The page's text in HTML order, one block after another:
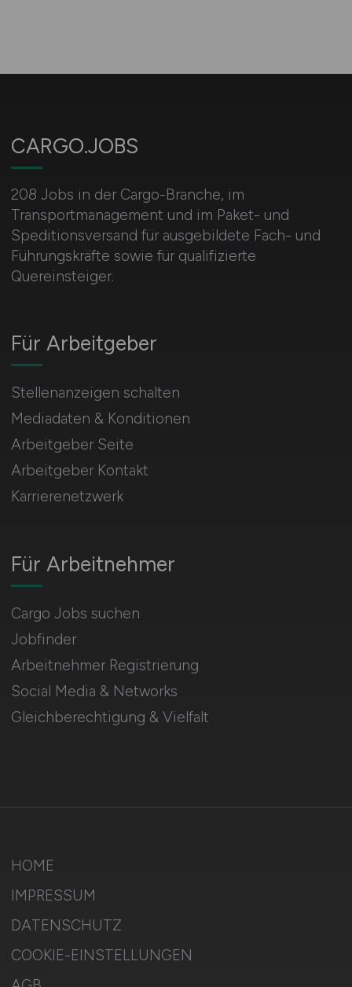
CARGO.JOBS
208 Jobs in der Cargo-Branche, im
Transportmanagement und im Paket- und
Speditionsversand für ausgebildete Fach- und
Führungskräfte sowie für qualifizierte
Quereinsteiger.
Für Arbeitnehmer
Cargo Jobs suchen
Jobfinder
Arbeitnehmer Registrierung
Social Media & Networks
Gleichberechtigung & Vielfalt
Für Arbeitgeber
Stellenanzeigen schalten
Mediadaten & Konditionen
Arbeitgeber Seite
Arbeitgeber Kontakt
Karrierenetzwerk
HOME
IMPRESSUM
DATENSCHUTZ
COOKIE-EINSTELLUNGEN